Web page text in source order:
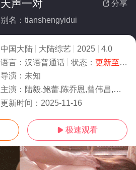
 分享
天声一对
别名：tianshengyidui
中国大陆 大陆综艺 2025
4.0
语言： 汉语普通话 状态： 更新至20251116期舞台纯享
导演： 未知
主演： 陆毅,鲍蕾,陈乔恩,曾伟昌,艾热,孜巴,黄子韬,徐艺洋,杜淳,王灿兮,姜潮,麦迪娜
更新时间： 2025-11-16
 极速观看